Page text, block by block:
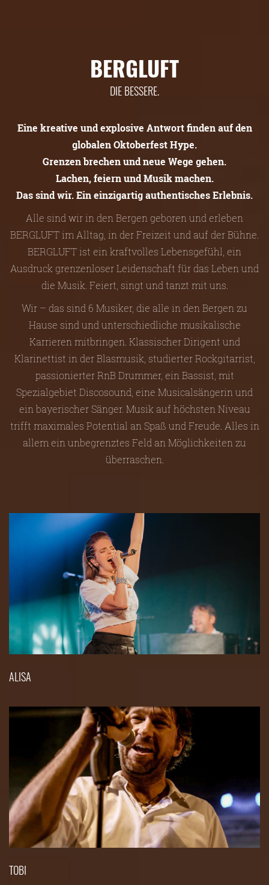
BERGLUFT
DIE BESSERE.
Eine kreative und explosive Antwort finden auf den
globalen Oktoberfest Hype.
Grenzen brechen und neue Wege gehen.
Lachen, feiern und Musik machen.
Das sind wir. Ein einzigartig authentisches Erlebnis.
Alle sind wir in den Bergen geboren und erleben
BERGLUFT im Alltag, in der Freizeit und auf der Bühne.
BERGLUFT ist ein kraftvolles Lebensgefühl, ein
Ausdruck grenzenloser Leidenschaft für das Leben und
die Musik. Feiert, singt und tanzt mit uns.
Wir – das sind 6 Musiker, die alle in den Bergen zu
Hause sind und unterschiedliche musikalische
Karrieren mitbringen. Klassischer Dirigent und
Klarinettist in der Blasmusik, studierter Rockgitarrist,
passionierter RnB Drummer, ein Bassist, mit
Spezialgebiet Discosound, eine Musicalsängerin und
ein bayerischer Sänger. Musik auf höchsten Niveau
trifft maximales Potential an Spaß und Freude. Alles in
allem ein unbegrenztes Feld an Möglichkeiten zu
überraschen.
ALISA
TOBI